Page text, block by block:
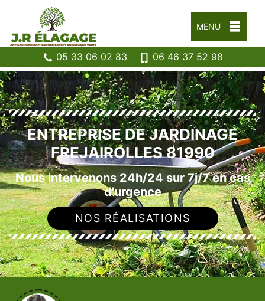
MENU
05 33 06 02 83 06 46 37 52 98
ENTREPRISE DE JARDINAGE
FREJAIROLLES 81990
Nous intervenons 24h/24 sur 7j/7 en cas
d'urgence
NOS RÉALISATIONS